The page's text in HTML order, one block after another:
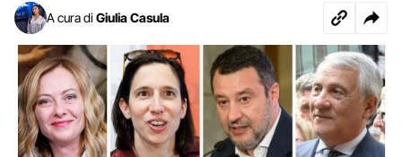
A cura di Giulia Casula